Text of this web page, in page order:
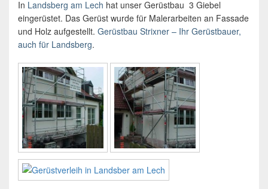
In Landsberg am Lech hat unser Gerüstbau 3 Giebel
eingerüstet. Das Gerüst wurde für Malerarbeiten an Fassade
und Holz aufgestellt. Gerüstbau Strixner – Ihr Gerüstbauer,
auch für Landsberg.